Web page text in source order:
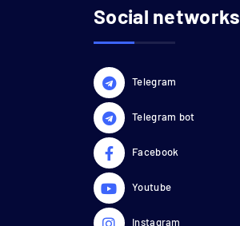
Social networks
Telegram
Telegram bot
Facebook
Youtube
Instagram